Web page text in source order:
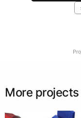
More projects